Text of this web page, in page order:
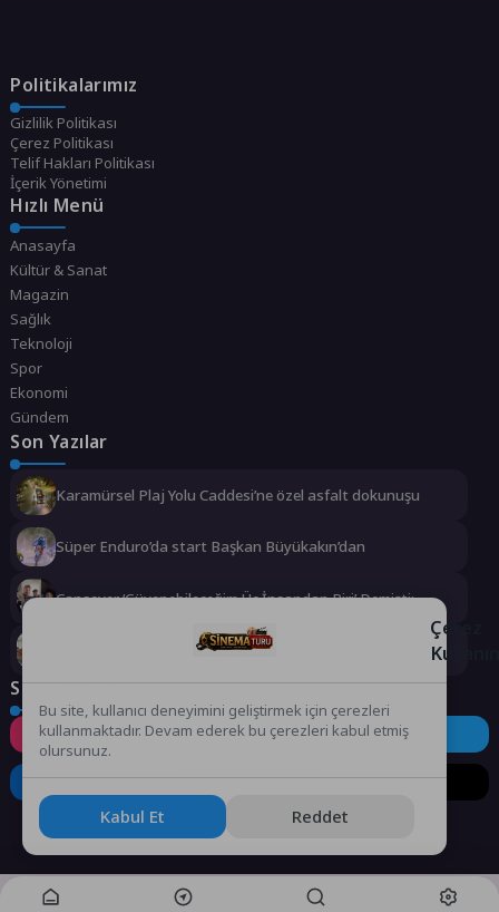
Politikalarımız
Gizlilik Politikası
Çerez Politikası
Telif Hakları Politikası
İçerik Yönetimi
Hızlı Menü
Anasayfa
Kültür & Sanat
Magazin
Sağlık
Teknoloji
Spor
Ekonomi
Gündem
Son Yazılar
Karamürsel Plaj Yolu Caddesi’ne özel asfalt dokunuşu
Süper Enduro’da start Başkan Büyükakın’dan
Cansever ‘Güvenebileceğim Üç İnsandan Biri’ Demişti:
Büyükşehir, çocukları afetlere karşı bilinçlendiriyor
Sosyal Medya
Instagram Facebook Twitter
LinkedIn YouTube TikTok
Çerez
Bu site, kullanıcı deneyimini geliştirmek için çerezleri
kullanmaktadır. Devam ederek bu çerezleri kabul etmiş
olursunuz.
Kabul Et Reddet